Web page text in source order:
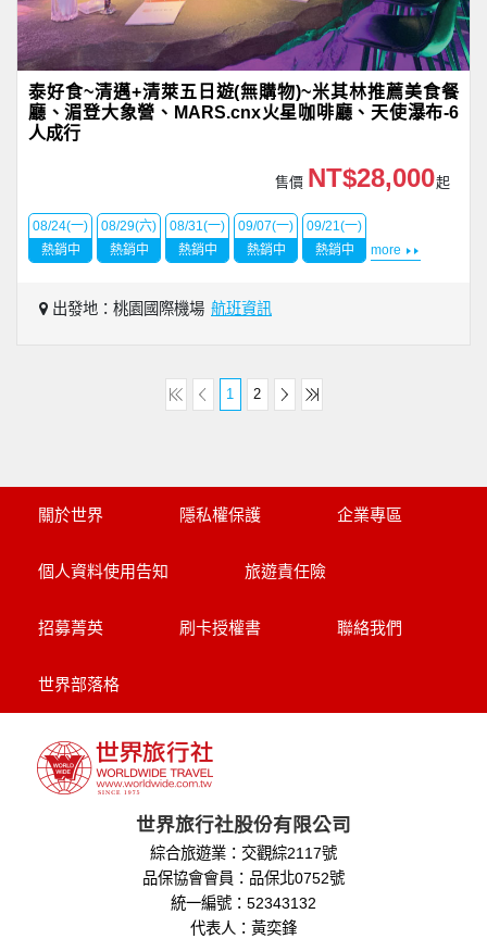
泰好食~清邁+清萊五日遊(無購物)~米其林推薦美食餐
廳、湄登大象營、MARS.cnx火星咖啡廳、天使瀑布-6
人成行
售價 NT$28,000起
08/24(一)
熱銷中
08/29(六)
熱銷中
08/31(一)
熱銷中
09/07(一)
熱銷中
09/21(一)
熱銷中
more
出發地：桃園國際機場 航班資訊
1 2
關於世界 隱私權保護 企業專區
個人資料使用告知 旅遊責任險
招募菁英 刷卡授權書 聯絡我們
世界部落格
世界旅行社股份有限公司
綜合旅遊業：交觀綜2117號
品保協會會員：品保北0752號
統一編號：52343132
代表人：黃奕鋒